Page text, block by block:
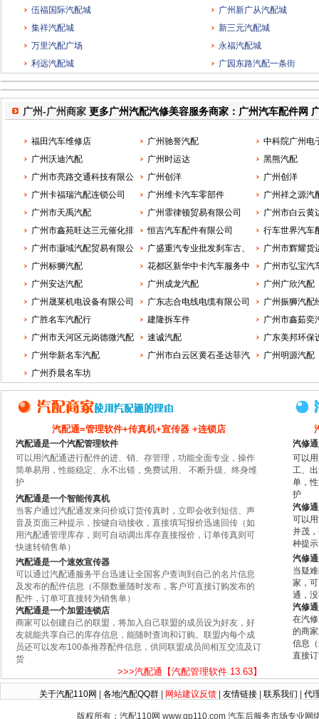
伍福国际汽配城
广州新广从汽配城
集祥汽配城
新三元汽配城
万里汽配广场
永福汽配城
利远汽配城
广园东路汽配一条街
广州-广州商家 更多广州汽配汽修美容服务商家：广州汽车配件网
福田汽车维修店 广州驰誉汽配
中科院广州电
司
广州沃迪汽配 广州时运达
黑熊汽配
广州市亮路交通科技有限公
司
广州创洋
广州创洋
广州卡福瑞汽配连锁公司
广州维卡汽车零部件
广州祥之源汽
广州市天禹汽配
广州霏律顿贸易有限公司
广州市白云黄
新
广州市鑫苑旺达三元催化排
气管
恒吉汽车配件有限公司
行车世界汽车
广州市灏域汽配贸易有限公
司
广盛重汽专业批发刹车古、
轮心
广州市辉耀货
司
广州标狮汽配
花都区新华中卡汽车服务中
心
广州市弘宝汽
司
广州安达汽配 广州成龙汽配
广州广欣汽配
广州晟莱机电设备有限公司
广东志合电线电缆有限公司
广州振狮汽配
广胜名车汽配行
建隆拆车件
广州市鑫茹奕
限公
广州市天河区元岗德微汽配
商行
速诚汽配
广东美邦环保
公司
广州华新名车汽配
广州市白云区黄石圣达菲汽
广州明源汽配
广州乔晨名车坊
汽配通=管理软件+传真机+宣传器 +连锁店
汽配通是一个汽配管理软件
可以用汽配通进行配件的进、销、存管理，功能全面专业，操作
简单易用，性能稳定、永不出错，免费试用、 不断升级、终身维
护
汽配通是一个智能传真机
当客户通过汽配通发来问价或订货传真时，立即会收到短信、声
音及页面三种提示，按键自动接收，直接填写报价迅速回传（如
用汽配通管理库存，则可自动调出库存直接报价，订单传真则可
快速转销售单）
汽配通是一个速效宣传器
可以通过汽配通服务平台迅速让全国客户查询到自己的名片信息
及发布的配件信息（不限数量随时发布，客户可直接订购发布的
配件，订单可直接转为销售单）
汽配通是一个加盟连锁店
商家可以创建自己的联盟，将加入自己联盟的成员设为好友，好
友就能共享自己的库存信息，能随时查询和订购。联盟内每个成
员还可以发布100条推荐配件信息，供同联盟成员间相互交流及订
货
>>>汽配通【汽配管理软件 13.63】
汽修
可以
工、
单，
护
汽修
可以
并茂
种提示
汽修
当疑
家，
通，
汽修
在汽
的商
信息
直接
关于汽配110网 各地汽配QQ群 网站建议反馈 友情链接 联系我们 代
版权所有：汽配110网 www.qp110.com 汽车后服务市场专业网